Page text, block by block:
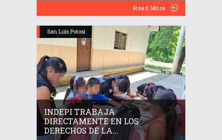
Read More
San Luis Potosí
INDEPI TRABAJA
DIRECTAMENTE EN LOS
DERECHOS DE LA...